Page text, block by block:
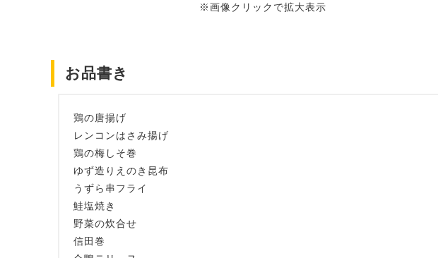
※画像クリックで拡大表示
お品書き
鶏の唐揚げ
レンコンはさみ揚げ
鶏の梅しそ巻
ゆず造りえのき昆布
うずら串フライ
鮭塩焼き
野菜の炊合せ
信田巻